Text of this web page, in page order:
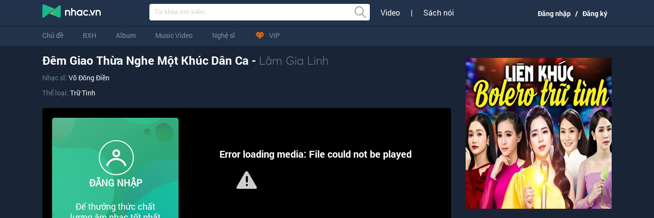
Video | Sách nói Đăng nhập / Đăng ký
Chủ đề BXH Album Music Video Nghệ sĩ VIP
Đêm Giao Thừa Nghe Một Khúc Dân Ca - Lâm Gia Linh
Nhạc sĩ: Võ Đông Điền
Thể loại: Trữ Tình
Error loading media: File could not be played
ĐĂNG NHẬP
Để thưởng thức chất